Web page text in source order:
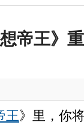
帝王》
王》里，你
注册